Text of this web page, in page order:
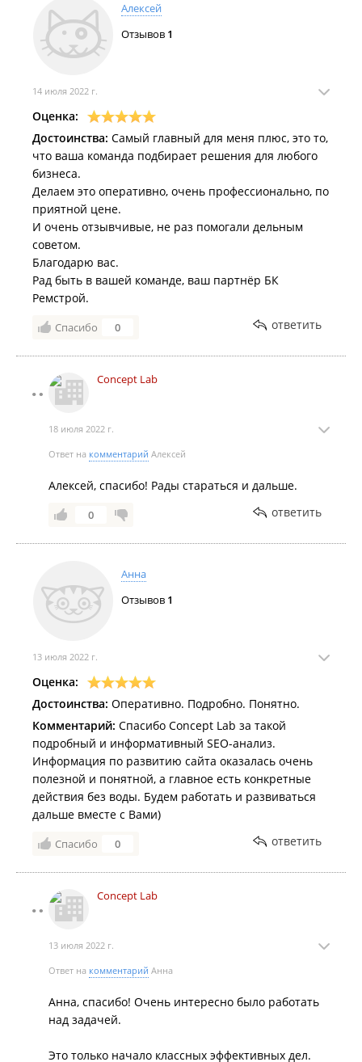
Алексей
Отзывов 1
14 июля 2022 г.
Оценка:
Достоинства: Самый главный для меня плюс, это то,
что ваша команда подбирает решения для любого
бизнеса.
Делаем это оперативно, очень профессионально, по
приятной цене.
И очень отзывчивые, не раз помогали дельным
советом.
Благодарю вас.
Рад быть в вашей команде, ваш партнёр БК
Ремстрой.
Спасибо 0 ответить
Concept Lab
18 июля 2022 г.
Ответ на комментарий Алексей
Алексей, спасибо! Рады стараться и дальше.
0 ответить
Анна
Отзывов 1
13 июля 2022 г.
Оценка:
Достоинства: Оперативно. Подробно. Понятно.
Комментарий: Спасибо Concept Lab за такой
подробный и информативный SEO-анализ.
Информация по развитию сайта оказалась очень
полезной и понятной, а главное есть конкретные
действия без воды. Будем работать и развиваться
дальше вместе с Вами)
Спасибо 0 ответить
Concept Lab
13 июля 2022 г.
Ответ на комментарий Анна
Анна, спасибо! Очень интересно было работать
над задачей.
Это только начало классных эффективных дел.